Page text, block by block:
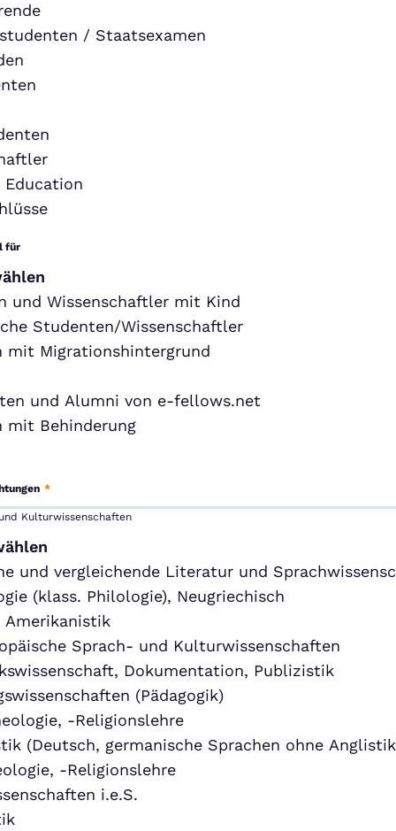
/ Staatsexamen
Education
für
und Wissenschaftler mit Kind
Studenten/Wissenschaftler
mit Migrationshintergrund
und Alumni von e-fellows.net
mit Behinderung
*
Kulturwissenschaften
und vergleichende Literatur und
(klass. Philologie), Neugriechisch
Sprach- und Kulturwissenschaften
Dokumentation, Publizistik
(Pädagogik)
-Religionslehre
(Deutsch, germanische Sprachen ohne
-Religionslehre
i.e.S.